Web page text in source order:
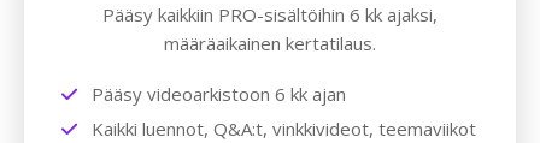
Pääsy kaikkiin PRO-sisältöihin 6 kk ajaksi,
määräaikainen kertatilaus.
Pääsy videoarkistoon 6 kk ajan
Kaikki luennot, Q&A:t, vinkkivideot, teemaviikot